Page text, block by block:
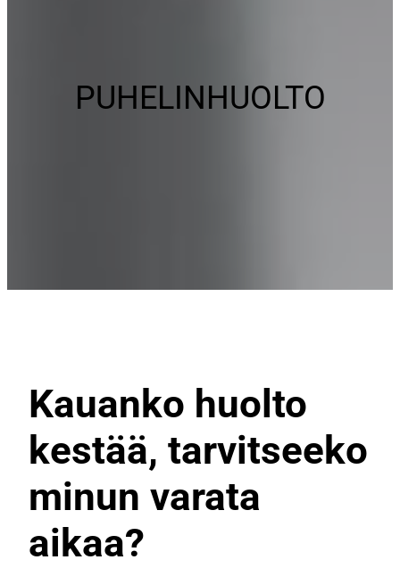
PUHELINHUOLTO
Kauanko huolto
kestää, tarvitseeko
minun varata
aikaa?